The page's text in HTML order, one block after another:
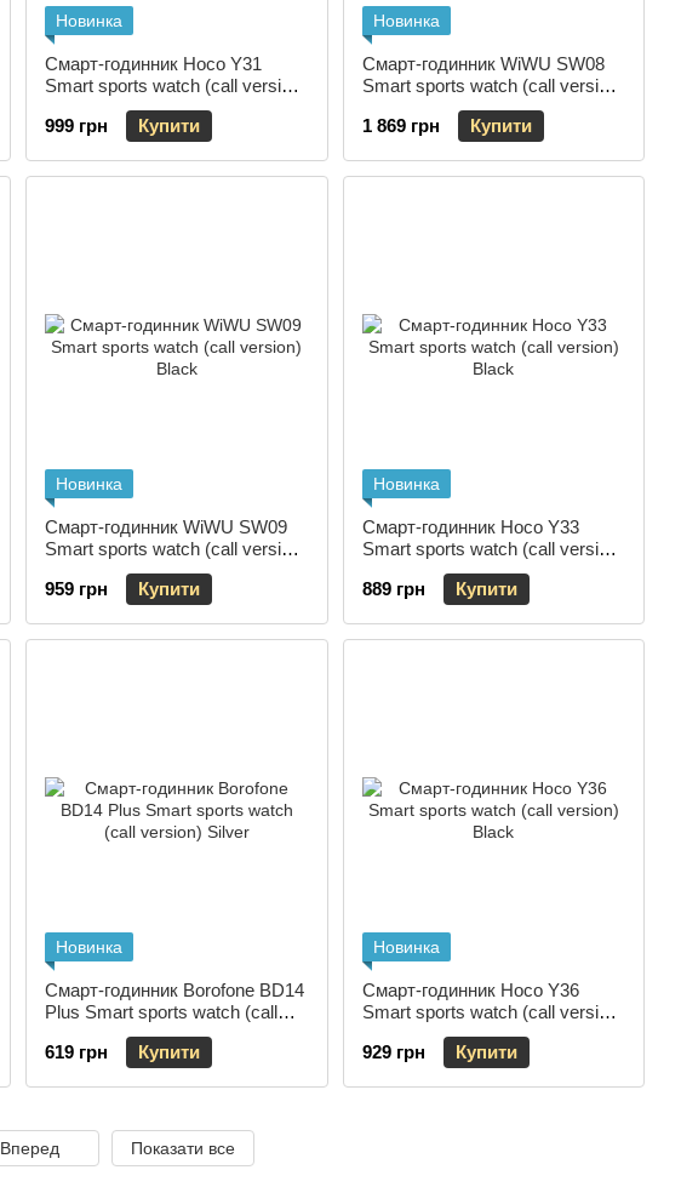
Новинка
Смарт-годинник Hoco Y31
Smart sports watch (call version)
999 грн
Купити
Новинка
Смарт-годинник WiWU SW08
Smart sports watch (call version)
1 869 грн
Купити
Новинка
Смарт-годинник WiWU SW09
Smart sports watch (call version)
959 грн
Купити
Новинка
Смарт-годинник Hoco Y33
Smart sports watch (call version)
889 грн
Купити
Новинка
Смарт-годинник Borofone BD14
Plus Smart sports watch (call
version) Silver
619 грн
Купити
Новинка
Смарт-годинник Hoco Y36
Smart sports watch (call version)
929 грн
Купити
Вперед Показати все